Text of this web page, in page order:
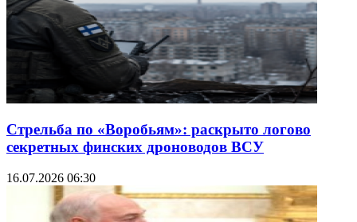
Стрельба по «Воробьям»: раскрыто логово
секретных финских дроноводов ВСУ
16.07.2026 06:30